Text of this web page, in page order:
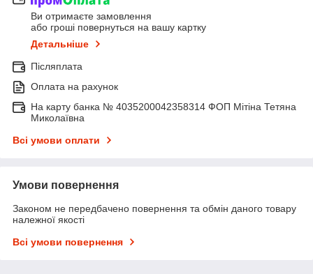
Ви отримаєте замовлення
або гроші повернуться на вашу картку
Детальніше
Післяплата
Оплата на рахунок
На карту банка № 4035200042358314 ФОП Мітіна Тетяна
Миколаївна
Всі умови оплати
Умови повернення
Законом не передбачено повернення та обмін даного товару
належної якості
Всі умови повернення